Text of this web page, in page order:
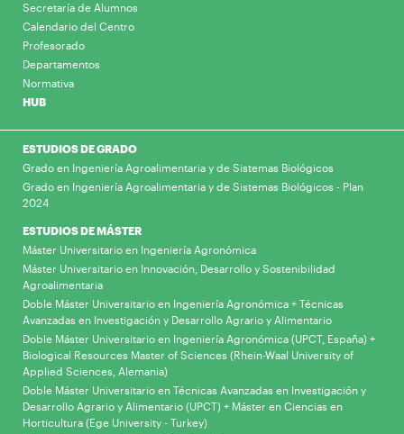
Secretaría de Alumnos
Calendario del Centro
Profesorado
Departamentos
Normativa
HUB
ESTUDIOS DE GRADO
Grado en Ingeniería Agroalimentaria y de Sistemas Biológicos
Grado en Ingeniería Agroalimentaria y de Sistemas Biológicos - Plan
2024
ESTUDIOS DE MÁSTER
Máster Universitario en Ingeniería Agronómica
Máster Universitario en Innovación, Desarrollo y Sostenibilidad
Agroalimentaria
Doble Máster Universitario en Ingeniería Agronómica + Técnicas
Avanzadas en Investigación y Desarrollo Agrario y Alimentario
Doble Máster Universitario en Ingeniería Agronómica (UPCT, España) +
Biological Resources Master of Sciences (Rhein-Waal University of
Applied Sciences, Alemania)
Doble Máster Universitario en Técnicas Avanzadas en Investigación y
Desarrollo Agrario y Alimentario (UPCT) + Máster en Ciencias en
Horticultura (Ege University - Turkey)